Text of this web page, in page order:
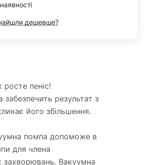
дешевше?
пеніс!
результат з
його збільшення.
помпа допоможе в
для члена
захворювань. Вакуумна